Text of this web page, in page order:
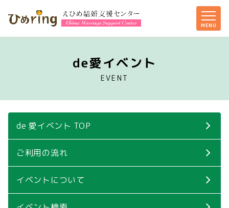
de愛イベント
EVENT
de 愛イベント TOP
ご利用の流れ
イベントについて